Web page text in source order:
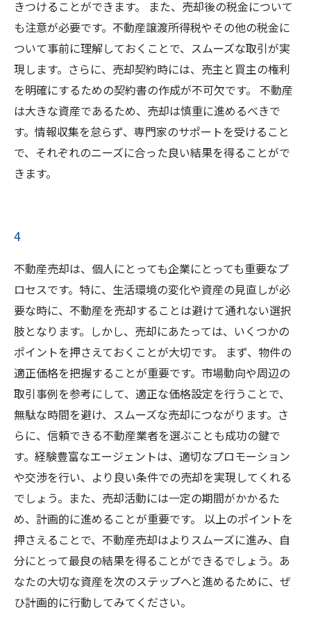
きつけることができます。 また、売却後の税金について
も注意が必要です。不動産譲渡所得税やその他の税金に
ついて事前に理解しておくことで、スムーズな取引が実
現します。さらに、売却契約時には、売主と買主の権利
を明確にするための契約書の作成が不可欠です。 不動産
は大きな資産であるため、売却は慎重に進めるべきで
す。情報収集を怠らず、専門家のサポートを受けること
で、それぞれのニーズに合った良い結果を得ることがで
きます。
4
不動産売却は、個人にとっても企業にとっても重要なプ
ロセスです。特に、生活環境の変化や資産の見直しが必
要な時に、不動産を売却することは避けて通れない選択
肢となります。しかし、売却にあたっては、いくつかの
ポイントを押さえておくことが大切です。 まず、物件の
適正価格を把握することが重要です。市場動向や周辺の
取引事例を参考にして、適正な価格設定を行うことで、
無駄な時間を避け、スムーズな売却につながります。さ
らに、信頼できる不動産業者を選ぶことも成功の鍵で
す。経験豊富なエージェントは、適切なプロモーション
や交渉を行い、より良い条件での売却を実現してくれる
でしょう。また、売却活動には一定の期間がかかるた
め、計画的に進めることが重要です。 以上のポイントを
押さえることで、不動産売却はよりスムーズに進み、自
分にとって最良の結果を得ることができるでしょう。あ
なたの大切な資産を次のステップへと進めるために、ぜ
ひ計画的に行動してみてください。